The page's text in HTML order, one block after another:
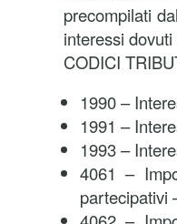
precompilati
interessi
CODICI
1990 –
1991 –
1993 –
4061 –
partecipativi